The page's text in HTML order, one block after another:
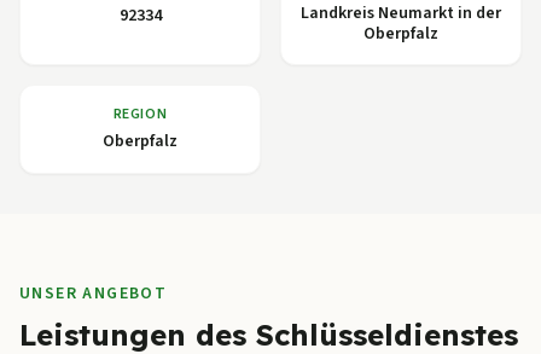
92334
Landkreis Neumarkt in der
Oberpfalz
REGION
Oberpfalz
UNSER ANGEBOT
Leistungen des Schlüsseldienstes